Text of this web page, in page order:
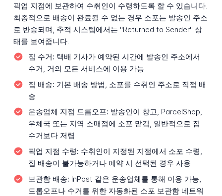
픽업 지점에 보관하여 수취인이 수령하도록 할 수 있습니다.
최종적으로 배송이 완료될 수 없는 경우 소포는 발송인 주소
로 반송되며, 추적 시스템에서는 "Returned to Sender" 상
태를 보여줍니다.
집 수거: 택배 기사가 예약된 시간에 발송인 주소에서
수거, 거의 모든 서비스에 이용 가능
집 배송: 기본 배송 방법, 소포를 수취인 주소로 직접 배
송
운송업체 지점 드롭오프: 발송인이 창고, ParcelShop,
우체국 또는 지역 소매점에 소포 맡김, 일반적으로 집
수거보다 저렴
픽업 지점 수령: 수취인이 지정된 지점에서 소포 수령,
집 배송이 불가능하거나 예약 시 선택된 경우 사용
보관함 배송: InPost 같은 운송업체를 통해 이용 가능,
드롭오프나 수거를 위한 자동화된 소포 보관함 네트워